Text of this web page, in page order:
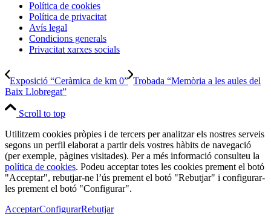
Política de cookies
Política de privacitat
Avís legal
Condicions generals
Privacitat xarxes socials
Exposició “Ceràmica de km 0” Trobada “Memòria a les aules del
Baix Llobregat”
Scroll to top
Utilitzem cookies pròpies i de tercers per analitzar els nostres serveis
segons un perfil elaborat a partir dels vostres hàbits de navegació
(per exemple, pàgines visitades). Per a més informació consulteu la
política de cookies. Podeu acceptar totes les cookies prement el botó
"Acceptar", rebutjar-ne l’ús prement el botó "Rebutjar" i configurar-
les prement el botó "Configurar".
AcceptarConfigurarRebutjar